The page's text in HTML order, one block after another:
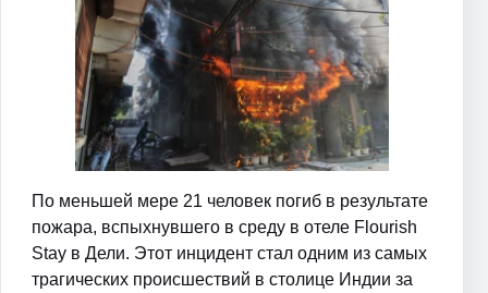
По меньшей мере 21 человек погиб в результате
пожара, вспыхнувшего в среду в отеле Flourish
Stay в Дели. Этот инцидент стал одним из самых
трагических происшествий в столице Индии за